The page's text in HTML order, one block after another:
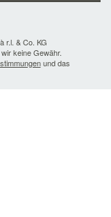
r.l. & Co. KG
keine Gewähr.
und das